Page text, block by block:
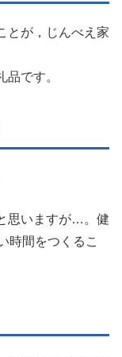
とが，じんべえ家
です。
思いますが…。健
時間をつくるこ